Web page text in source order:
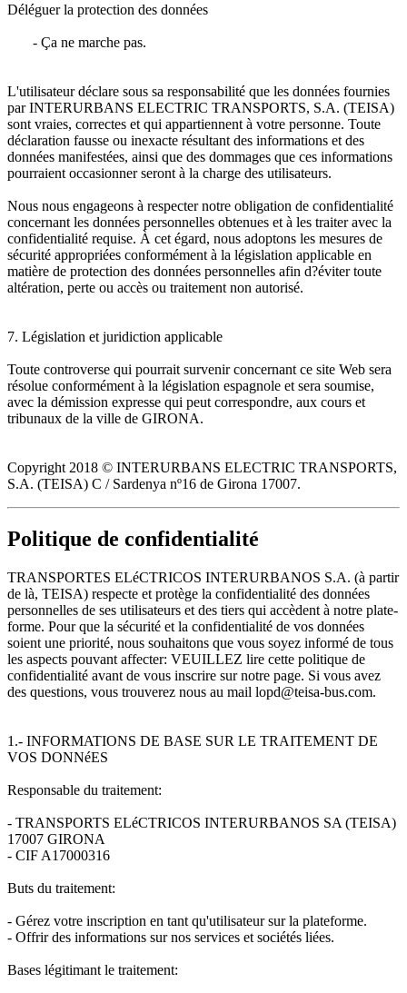
Déléguer la protection des données
- Ça ne marche pas.
L'utilisateur déclare sous sa responsabilité que les données fournies
par INTERURBANS ELECTRIC TRANSPORTS, S.A. (TEISA)
sont vraies, correctes et qui appartiennent à votre personne. Toute
déclaration fausse ou inexacte résultant des informations et des
données manifestées, ainsi que des dommages que ces informations
pourraient occasionner seront à la charge des utilisateurs.
Nous nous engageons à respecter notre obligation de confidentialité
concernant les données personnelles obtenues et à les traiter avec la
confidentialité requise. À cet égard, nous adoptons les mesures de
sécurité appropriées conformément à la législation applicable en
matière de protection des données personnelles afin d?éviter toute
altération, perte ou accès ou traitement non autorisé.
7. Législation et juridiction applicable
Toute controverse qui pourrait survenir concernant ce site Web sera
résolue conformément à la législation espagnole et sera soumise,
avec la démission expresse qui peut correspondre, aux cours et
tribunaux de la ville de GIRONA.
Copyright 2018 © INTERURBANS ELECTRIC TRANSPORTS,
S.A. (TEISA) C / Sardenya nº16 de Girona 17007.
Politique de confidentialité
TRANSPORTES ELéCTRICOS INTERURBANOS S.A. (à partir
de là, TEISA) respecte et protège la confidentialité des données
personnelles de ses utilisateurs et des tiers qui accèdent à notre plate-
forme. Pour que la sécurité et la confidentialité de vos données
soient une priorité, nous souhaitons que vous soyez informé de tous
les aspects pouvant affecter: VEUILLEZ lire cette politique de
confidentialité avant de vous inscrire sur notre page. Si vous avez
des questions, vous trouverez nous au mail lopd@teisa-bus.com.
1.- INFORMATIONS DE BASE SUR LE TRAITEMENT DE
VOS DONNéES
Responsable du traitement:
- TRANSPORTS ELéCTRICOS INTERURBANOS SA (TEISA)
17007 GIRONA
- CIF A17000316
Buts du traitement:
- Gérez votre inscription en tant qu'utilisateur sur la plateforme.
- Offrir des informations sur nos services et sociétés liées.
Bases légitimant le traitement: